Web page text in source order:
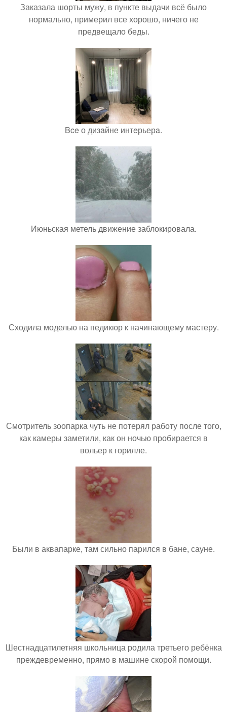
Заказала шорты мужу, в пункте выдачи всё было
нормально, примерил все хорошо, ничего не
предвещало беды.
Bce о дизaйне интeрьерa.
Июньская метель движение заблокировала.
Сходила моделью на педикюр к начинающему мастеру.
Смотритель зоопарка чуть не потерял работу после того,
как камеры заметили, как он ночью пробирается в
вольер к горилле.
Были в аквапарке, там сильно парился в бане, сауне.
Шестнадцатилетняя школьница родила третьего ребёнка
преждевременно, прямо в машине скорой помощи.